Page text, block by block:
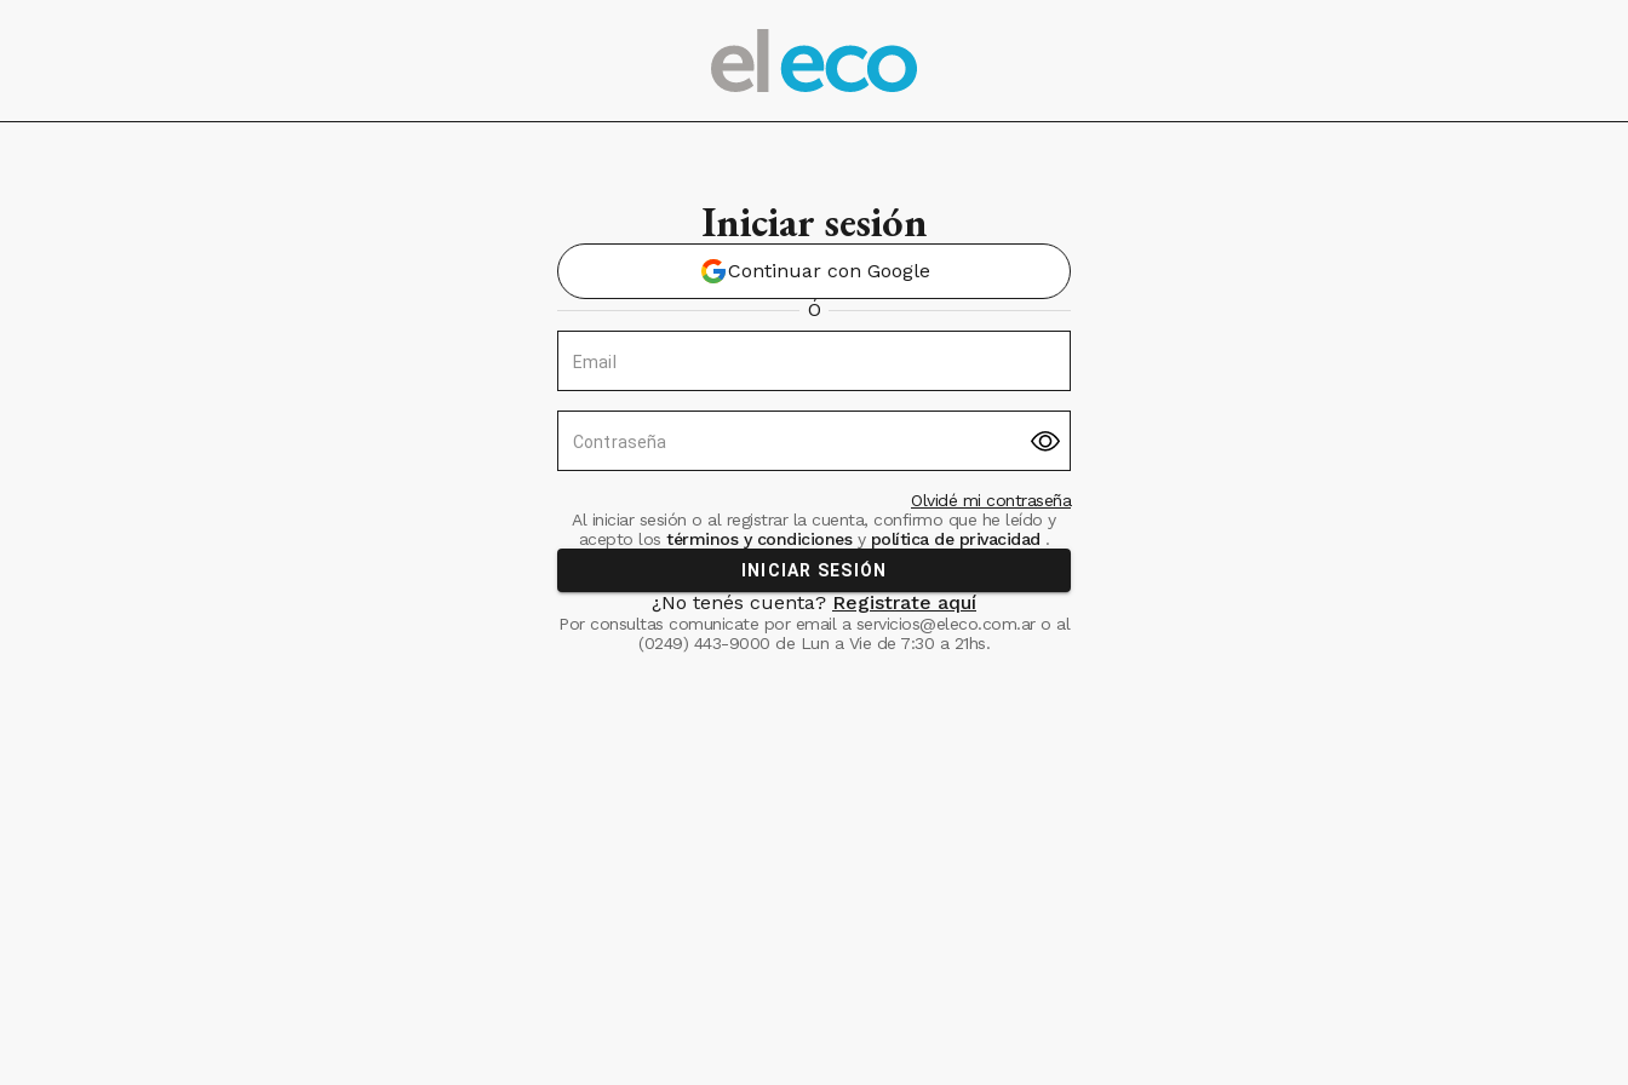
Iniciar sesión
Continuar con Google
Ó
Email
Contraseña
Olvidé mi contraseña
Al iniciar sesión o al registrar la cuenta, confirmo que he leído y
acepto los términos y condiciones ypolítica de privacidad .
INICIAR SESIÓN
¿No tenés cuenta? Registrate aquí
Por consultas comunicate por email a servicios@eleco.com.aro al
(0249) 443-9000 de Lun a Vie de 7:30 a 21hs.